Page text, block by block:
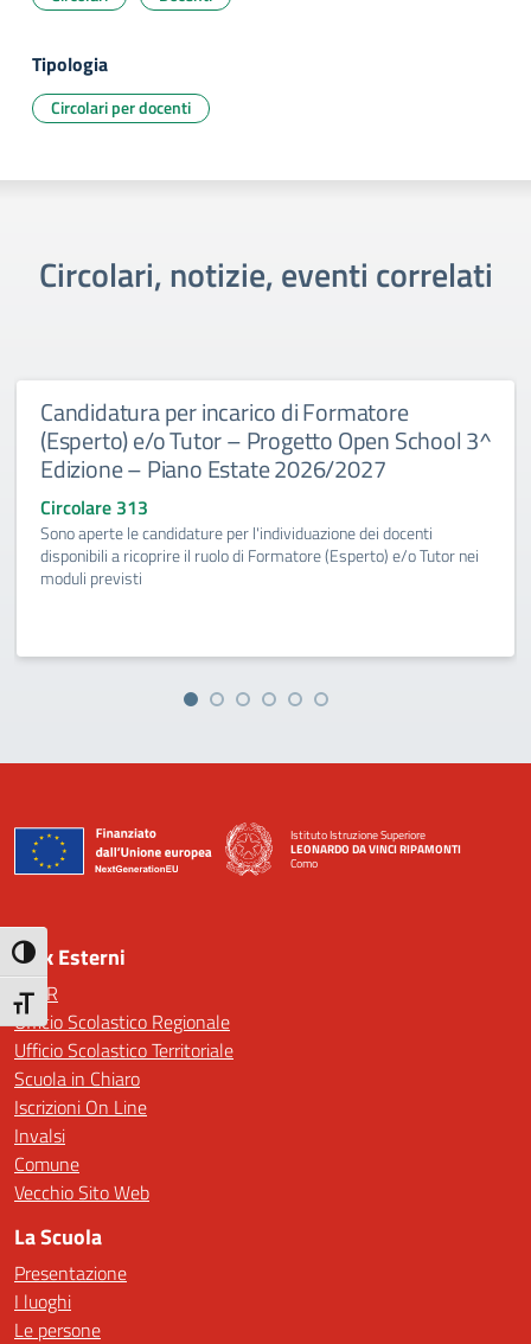
Attiva/disattiva alto contrasto
Attiva/disattiva dimensione testo
Tipologia
Circolari per docenti
Circolari, notizie, eventi correlati
Candidatura per incarico di Formatore
(Esperto) e/o Tutor – Progetto Open School 3^
Edizione – Piano Estate 2026/2027
Circolare 313
Sono aperte le candidature per l'individuazione dei docenti
disponibili a ricoprire il ruolo di Formatore (Esperto) e/o Tutor nei
moduli previsti
Istituto Istruzione Superiore
LEONARDO DA VINCI RIPAMONTI
Como
Link Esterni
MIUR
Ufficio Scolastico Regionale
Ufficio Scolastico Territoriale
Scuola in Chiaro
Iscrizioni On Line
Invalsi
Comune
Vecchio Sito Web
La Scuola
Presentazione
I luoghi
Le persone